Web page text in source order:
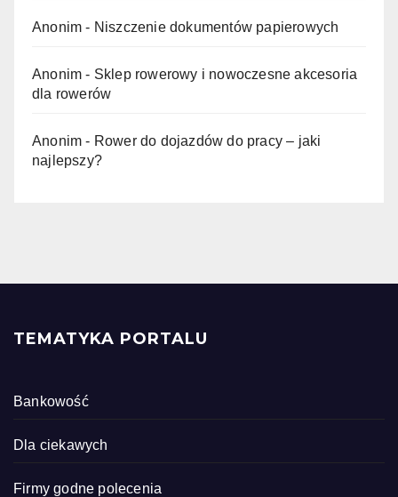
Anonim - Niszczenie dokumentów papierowych
Anonim - Sklep rowerowy i nowoczesne akcesoria
dla rowerów
Anonim - Rower do dojazdów do pracy – jaki
najlepszy?
TEMATYKA PORTALU
Bankowość
Dla ciekawych
Firmy godne polecenia